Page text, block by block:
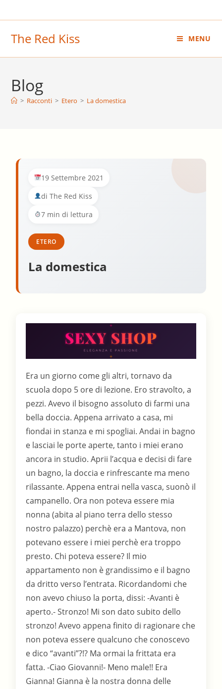
al
The Red Kiss MENU
Blog
> Racconti > Etero > La domestica
19 Settembre 2021
di The Red Kiss
7 min di lettura
ETERO
La domestica
Era un giorno come gli altri, tornavo da
scuola dopo 5 ore di lezione. Ero stravolto, a
pezzi. Avevo il bisogno assoluto di farmi una
bella doccia. Appena arrivato a casa, mi
fiondai in stanza e mi spogliai. Andai in bagno
e lasciai le porte aperte, tanto i miei erano
ancora in studio. Aprii l’acqua e decisi di fare
un bagno, la doccia e rinfrescante ma meno
rilassante. Appena entrai nella vasca, suonò il
campanello. Ora non poteva essere mia
nonna (abita al piano terra dello stesso
nostro palazzo) perchè era a Mantova, non
potevano essere i miei perchè era troppo
presto. Chi poteva essere? Il mio
appartamento non è grandissimo e il bagno
da dritto verso l’entrata. Ricordandomi che
non avevo chiuso la porta, dissi: -Avanti è
aperto.- Stronzo! Mi son dato subito dello
stronzo! Avevo appena finito di ragionare che
non poteva essere qualcuno che conoscevo
e dico “avanti”?!? Ma ormai la frittata era
fatta. -Ciao Giovanni!- Meno male!! Era
Gianna! Gianna è la nostra donna delle